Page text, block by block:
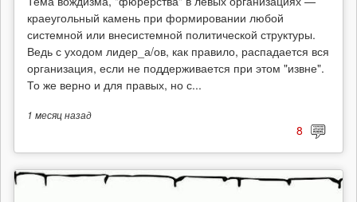
краеугольный камень при формировании любой
системной или внесистемной политической структуры.
Ведь с уходом лидер_а/ов, как правило, распадается вся
организация, если не поддерживается при этом "извне".
То же верно и для правых, но с...
1 месяцназад
8